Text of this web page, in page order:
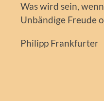
Was wird sein,
Unbändige Freude
Philipp Frankfurter